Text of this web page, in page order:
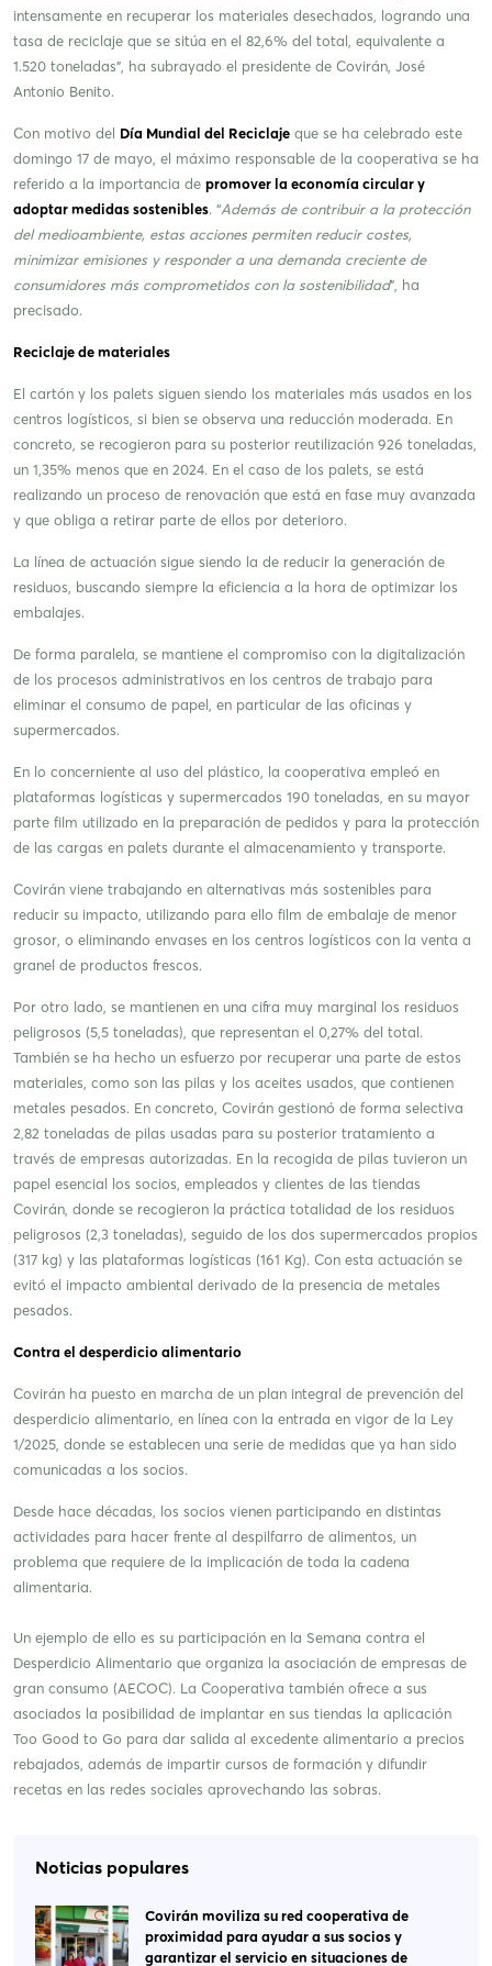
intensamente en recuperar los materiales desechados, logrando una
tasa de reciclaje que se sitúa en el 82,6% del total, equivalente a
1.520 toneladas”, ha subrayado el presidente de Covirán, José
Antonio Benito.
Con motivo del Día Mundial del Reciclaje que se ha celebrado este
domingo 17 de mayo, el máximo responsable de la cooperativa se ha
referido a la importancia de promover la economía circular y
adoptar medidas sostenibles. “Además de contribuir a la protección
del medioambiente, estas acciones permiten reducir costes,
minimizar emisiones y responder a una demanda creciente de
consumidores más comprometidos con la sostenibilidad”, ha
precisado.
Reciclaje de materiales
El cartón y los palets siguen siendo los materiales más usados en los
centros logísticos, si bien se observa una reducción moderada. En
concreto, se recogieron para su posterior reutilización 926 toneladas,
un 1,35% menos que en 2024. En el caso de los palets, se está
realizando un proceso de renovación que está en fase muy avanzada
y que obliga a retirar parte de ellos por deterioro.
La línea de actuación sigue siendo la de reducir la generación de
residuos, buscando siempre la eficiencia a la hora de optimizar los
embalajes.
De forma paralela, se mantiene el compromiso con la digitalización
de los procesos administrativos en los centros de trabajo para
eliminar el consumo de papel, en particular de las oficinas y
supermercados.
En lo concerniente al uso del plástico, la cooperativa empleó en
plataformas logísticas y supermercados 190 toneladas, en su mayor
parte film utilizado en la preparación de pedidos y para la protección
de las cargas en palets durante el almacenamiento y transporte.
Covirán viene trabajando en alternativas más sostenibles para
reducir su impacto, utilizando para ello film de embalaje de menor
grosor, o eliminando envases en los centros logísticos con la venta a
granel de productos frescos.
Por otro lado, se mantienen en una cifra muy marginal los residuos
peligrosos (5,5 toneladas), que representan el 0,27% del total.
También se ha hecho un esfuerzo por recuperar una parte de estos
materiales, como son las pilas y los aceites usados, que contienen
metales pesados. En concreto, Covirán gestionó de forma selectiva
2,82 toneladas de pilas usadas para su posterior tratamiento a
través de empresas autorizadas. En la recogida de pilas tuvieron un
papel esencial los socios, empleados y clientes de las tiendas
Covirán, donde se recogieron la práctica totalidad de los residuos
peligrosos (2,3 toneladas), seguido de los dos supermercados propios
(317 kg) y las plataformas logísticas (161 Kg). Con esta actuación se
evitó el impacto ambiental derivado de la presencia de metales
pesados.
Contra el desperdicio alimentario
Covirán ha puesto en marcha de un plan integral de prevención del
desperdicio alimentario, en línea con la entrada en vigor de la Ley
1/2025, donde se establecen una serie de medidas que ya han sido
comunicadas a los socios.
Desde hace décadas, los socios vienen participando en distintas
actividades para hacer frente al despilfarro de alimentos, un
problema que requiere de la implicación de toda la cadena
alimentaria.
Un ejemplo de ello es su participación en la Semana contra el
Desperdicio Alimentario que organiza la asociación de empresas de
gran consumo (AECOC). La Cooperativa también ofrece a sus
asociados la posibilidad de implantar en sus tiendas la aplicación
Too Good to Go para dar salida al excedente alimentario a precios
rebajados, además de impartir cursos de formación y difundir
recetas en las redes sociales aprovechando las sobras.
Noticias populares
Covirán moviliza su red cooperativa de
proximidad para ayudar a sus socios y
garantizar el servicio en situaciones de